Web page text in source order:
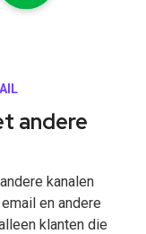
andere
kanalen
en andere
klanten die